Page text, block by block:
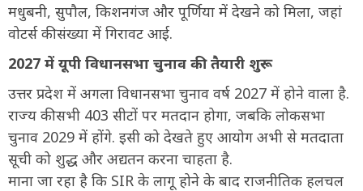
मधुबनी, सुपौल, किशनगंज और पूर्णिया में देखने को मिला, जहां
वोटर्स की संख्या में गिरावट आई.
2027 में यूपी विधानसभा चुनाव की तैयारी शुरू
उत्तर प्रदेश में अगला विधानसभा चुनाव वर्ष 2027 में होने वाला है.
राज्य की सभी 403 सीटों पर मतदान होगा, जबकि लोकसभा
चुनाव 2029 में होंगे. इसी को देखते हुए आयोग अभी से मतदाता
सूची को शुद्ध और अद्यतन करना चाहता है.
माना जा रहा है कि SIR के लागू होने के बाद राजनीतिक हलचल